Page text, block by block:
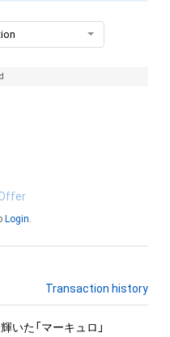
Login.
Transaction history
いた「マーキュロ」